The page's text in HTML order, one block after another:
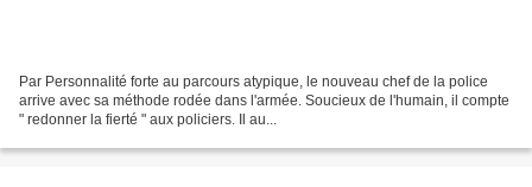
Par Personnalité forte au parcours atypique, le nouveau chef de la police
arrive avec sa méthode rodée dans l'armée. Soucieux de l'humain, il compte
" redonner la fierté " aux policiers. Il au...